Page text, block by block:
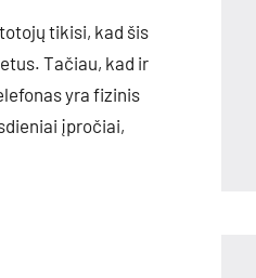
tikisi, kad šis
Tačiau, kad ir
yra fizinis
įpročiai,